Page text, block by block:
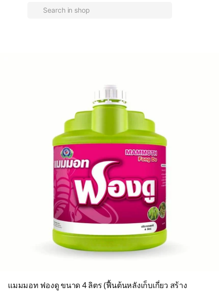
แมมมอท ฟองดู ขนาด 4 ลิตร (ฟื้นต้นหลังเก็บเกี่ยว สร้าง